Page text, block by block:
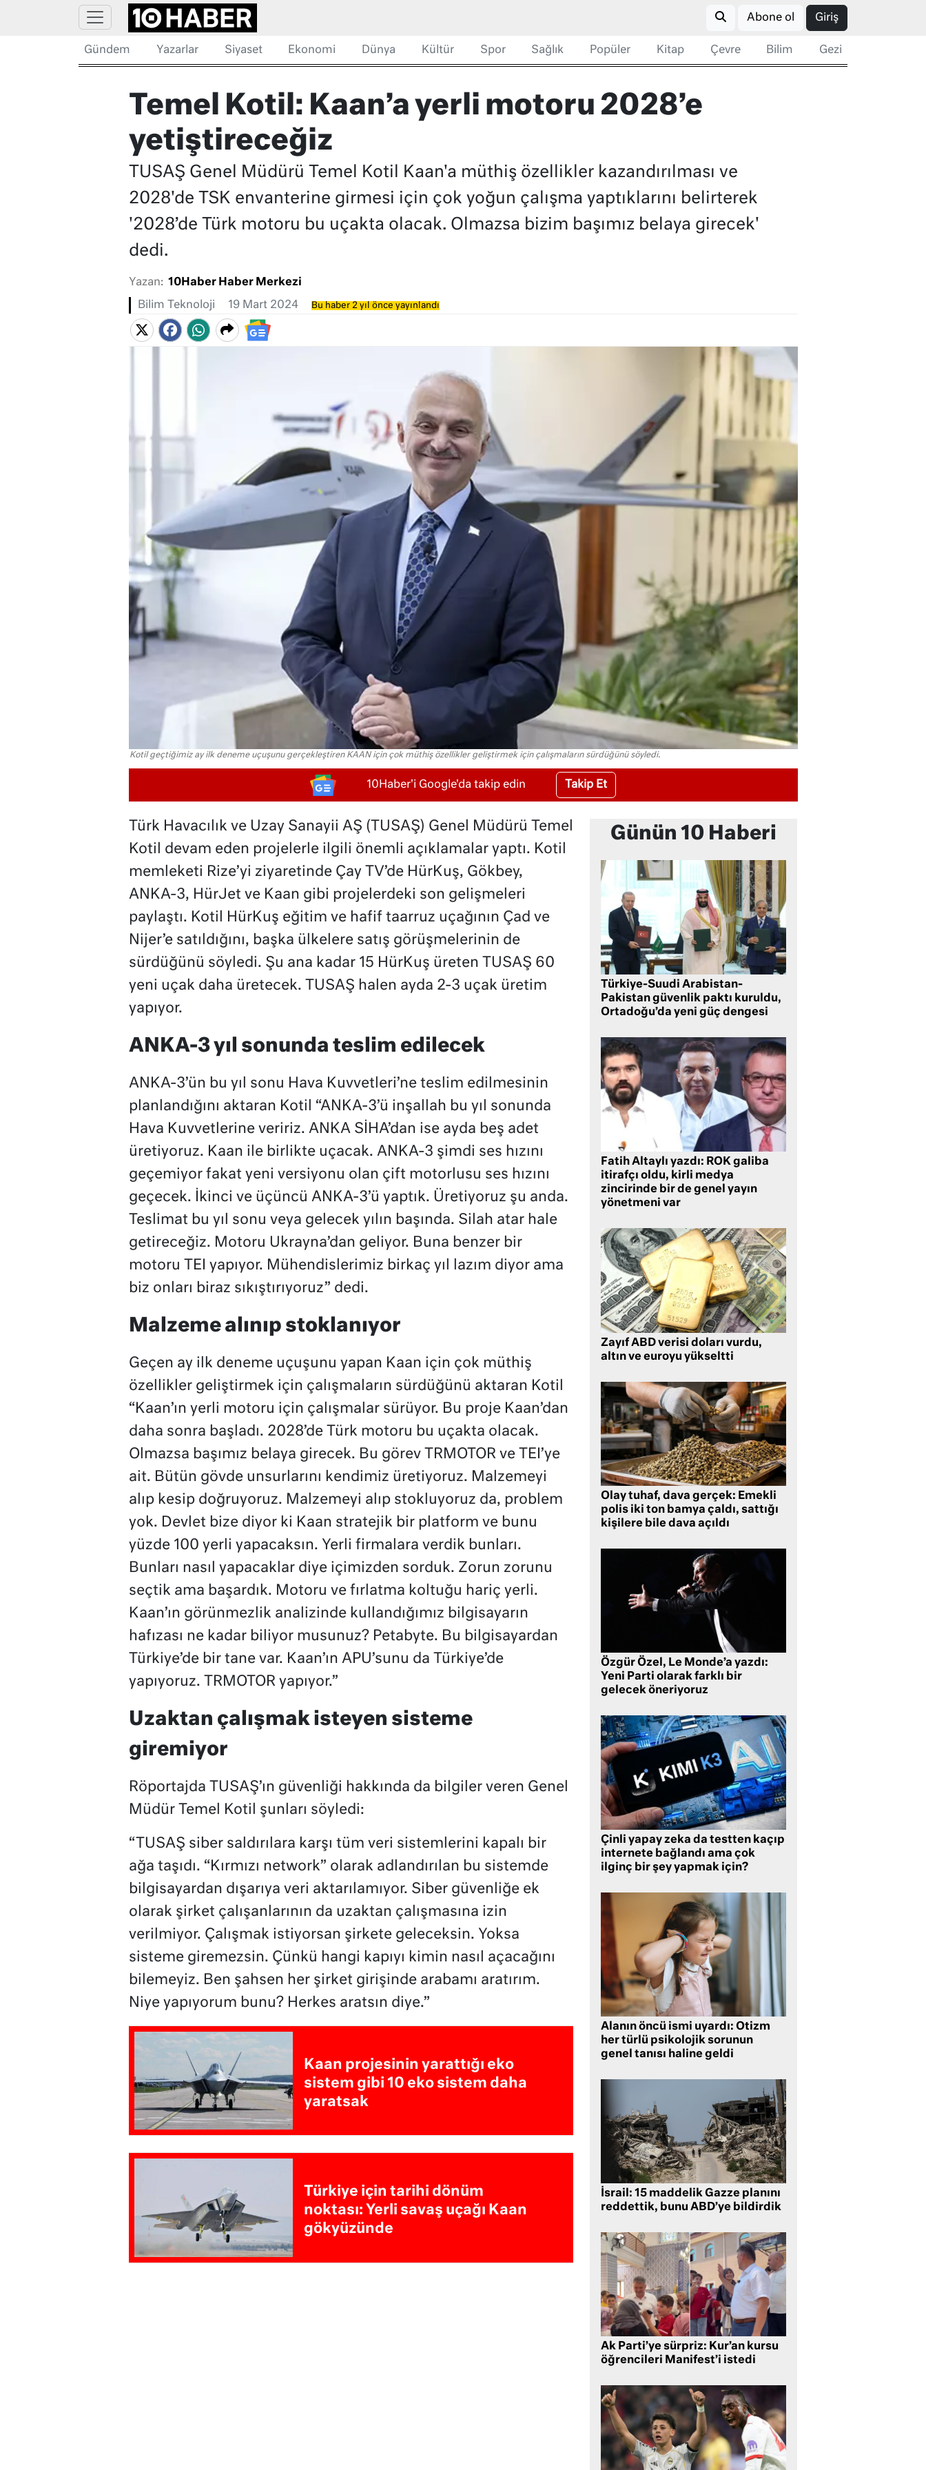
Abone ol Giriş
Gündem Yazarlar Siyaset Ekonomi Dünya Kültür Spor Sağlık Popüler Kitap Çevre Bilim Gezi
Temel Kotil: Kaan’a yerli motoru 2028’e
yetiştireceğiz
TUSAŞ Genel Müdürü Temel Kotil Kaan'a müthiş özellikler kazandırılması ve
2028'de TSK envanterine girmesi için çok yoğun çalışma yaptıklarını belirterek
'2028’de Türk motoru bu uçakta olacak. Olmazsa bizim başımız belaya girecek'
dedi.
Yazan: 10Haber Haber Merkezi
Bilim Teknoloji 19 Mart 2024 Bu haber 2 yıl önce yayınlandı
Kotil geçtiğimiz ay ilk deneme uçuşunu gerçekleştiren KAAN için çok müthiş özellikler geliştirmek için çalışmaların sürdüğünü söyledi.
10Haber'i Google'da takip edin Takip Et
Türk Havacılık ve Uzay Sanayii AŞ (TUSAŞ) Genel Müdürü Temel
Kotil devam eden projelerle ilgili önemli açıklamalar yaptı. Kotil
memleketi Rize’yi ziyaretinde Çay TV’de HürKuş, Gökbey,
ANKA-3, HürJet ve Kaan gibi projelerdeki son gelişmeleri
paylaştı. Kotil HürKuş eğitim ve hafif taarruz uçağının Çad ve
Nijer’e satıldığını, başka ülkelere satış görüşmelerinin de
sürdüğünü söyledi. Şu ana kadar 15 HürKuş üreten TUSAŞ 60
yeni uçak daha üretecek. TUSAŞ halen ayda 2-3 uçak üretim
yapıyor.
ANKA-3 yıl sonunda teslim edilecek
ANKA-3’ün bu yıl sonu Hava Kuvvetleri’ne teslim edilmesinin
planlandığını aktaran Kotil “ANKA-3’ü inşallah bu yıl sonunda
Hava Kuvvetlerine veririz. ANKA SİHA’dan ise ayda beş adet
üretiyoruz. Kaan ile birlikte uçacak. ANKA-3 şimdi ses hızını
geçemiyor fakat yeni versiyonu olan çift motorlusu ses hızını
geçecek. İkinci ve üçüncü ANKA-3’ü yaptık. Üretiyoruz şu anda.
Teslimat bu yıl sonu veya gelecek yılın başında. Silah atar hale
getireceğiz. Motoru Ukrayna’dan geliyor. Buna benzer bir
motoru TEI yapıyor. Mühendislerimiz birkaç yıl lazım diyor ama
biz onları biraz sıkıştırıyoruz” dedi.
Malzeme alınıp stoklanıyor
Geçen ay ilk deneme uçuşunu yapan Kaan için çok müthiş
özellikler geliştirmek için çalışmaların sürdüğünü aktaran Kotil
“Kaan’ın yerli motoru için çalışmalar sürüyor. Bu proje Kaan’dan
daha sonra başladı. 2028’de Türk motoru bu uçakta olacak.
Olmazsa başımız belaya girecek. Bu görev TRMOTOR ve TEI’ye
ait. Bütün gövde unsurlarını kendimiz üretiyoruz. Malzemeyi
alıp kesip doğruyoruz. Malzemeyi alıp stokluyoruz da, problem
yok. Devlet bize diyor ki Kaan stratejik bir platform ve bunu
yüzde 100 yerli yapacaksın. Yerli firmalara verdik bunları.
Bunları nasıl yapacaklar diye içimizden sorduk. Zorun zorunu
seçtik ama başardık. Motoru ve fırlatma koltuğu hariç yerli.
Kaan’ın görünmezlik analizinde kullandığımız bilgisayarın
hafızası ne kadar biliyor musunuz? Petabyte. Bu bilgisayardan
Türkiye’de bir tane var. Kaan’ın APU’sunu da Türkiye’de
yapıyoruz. TRMOTOR yapıyor.”
Uzaktan çalışmak isteyen sisteme
giremiyor
Röportajda TUSAŞ’ın güvenliği hakkında da bilgiler veren Genel
Müdür Temel Kotil şunları söyledi:
“TUSAŞ siber saldırılara karşı tüm veri sistemlerini kapalı bir
ağa taşıdı. “Kırmızı network” olarak adlandırılan bu sistemde
bilgisayardan dışarıya veri aktarılamıyor. Siber güvenliğe ek
olarak şirket çalışanlarının da uzaktan çalışmasına izin
verilmiyor. Çalışmak istiyorsan şirkete geleceksin. Yoksa
sisteme giremezsin. Çünkü hangi kapıyı kimin nasıl açacağını
bilemeyiz. Ben şahsen her şirket girişinde arabamı aratırım.
Niye yapıyorum bunu? Herkes aratsın diye.”
Kaan projesinin yarattığı eko
sistem gibi 10 eko sistem daha
yaratsak
Türkiye için tarihi dönüm
noktası: Yerli savaş uçağı Kaan
gökyüzünde
Günün 10 Haberi
Türkiye-Suudi Arabistan-
Pakistan güvenlik paktı kuruldu,
Ortadoğu’da yeni güç dengesi
Fatih Altaylı yazdı: ROK galiba
itirafçı oldu, kirli medya
zincirinde bir de genel yayın
yönetmeni var
Zayıf ABD verisi doları vurdu,
altın ve euroyu yükseltti
Olay tuhaf, dava gerçek: Emekli
polis iki ton bamya çaldı, sattığı
kişilere bile dava açıldı
Özgür Özel, Le Monde’a yazdı:
Yeni Parti olarak farklı bir
gelecek öneriyoruz
Çinli yapay zeka da testten kaçıp
internete bağlandı ama çok
ilginç bir şey yapmak için?
Alanın öncü ismi uyardı: Otizm
her türlü psikolojik sorunun
genel tanısı haline geldi
İsrail: 15 maddelik Gazze planını
reddettik, bunu ABD’ye bildirdik
Ak Parti’ye sürpriz: Kur’an kursu
öğrencileri Manifest’i istedi